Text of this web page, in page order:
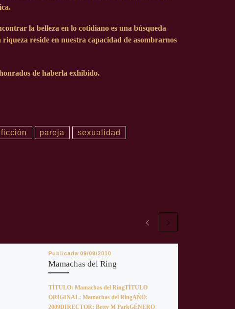
la belleza en lo cotidiano es una búsqueda
reside en nuestra capacidad de asombrarnos
de haberla exhibido.
ficción pareja sexualidad
Publicada 09/09/2010
Mamachas del Ring
TÍTULO: Mamachas del RingTÍTULO
ORIGINAL: Mamachas del RingAÑO:
2009DIRECTOR: Betty M ParkGÉNERO